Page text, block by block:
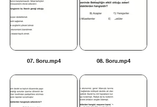
07. Soru.mp4 08. Soru.mp4